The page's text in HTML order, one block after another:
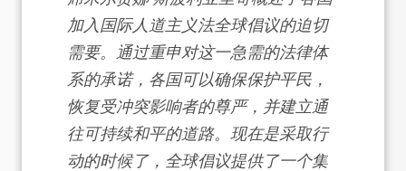
加入国际人道主义法全球倡议的迫切
需要。通过重申对这一急需的法律体
系的承诺，各国可以确保保护平民，
恢复受冲突影响者的尊严，并建立通
往可持续和平的道路。现在是采取行
动的时候了，全球倡议提供了一个集